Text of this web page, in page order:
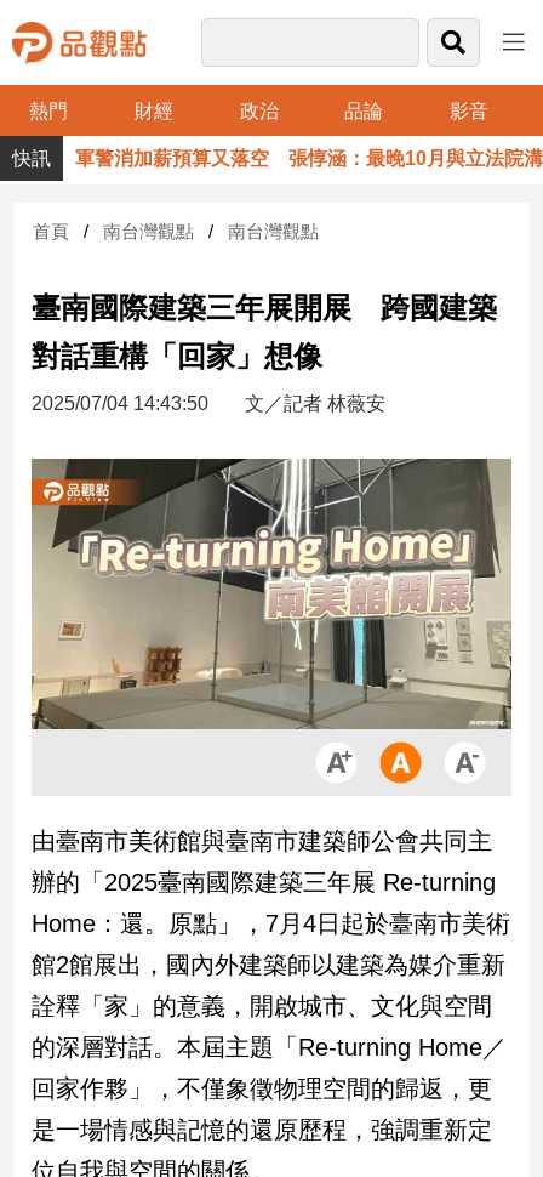
熱門 財經 政治 品論 影音
品
觀
財
台
財
新
產
經/
股
市
品
政
治
政
治
焦
品
觀
點
民
調
國
軍警消加薪預算又落空 張惇涵：最晚10月與立法院溝通
首頁 南台灣觀點 南台灣觀點
臺南國際建築三年展開展 跨國建築
對話重構「回家」想像
2025/07/04 14:43:50 文／記者 林薇安
由臺南市美術館與臺南市建築師公會共同主
辦的「2025臺南國際建築三年展 Re-turning
Home：還。原點」，7月4日起於臺南市美術
館2館展出，國內外建築師以建築為媒介重新
詮釋「家」的意義，開啟城市、文化與空間
的深層對話。本屆主題「Re-turning Home／
回家作夥」，不僅象徵物理空間的歸返，更
是一場情感與記憶的還原歷程，強調重新定
位自我與空間的關係。